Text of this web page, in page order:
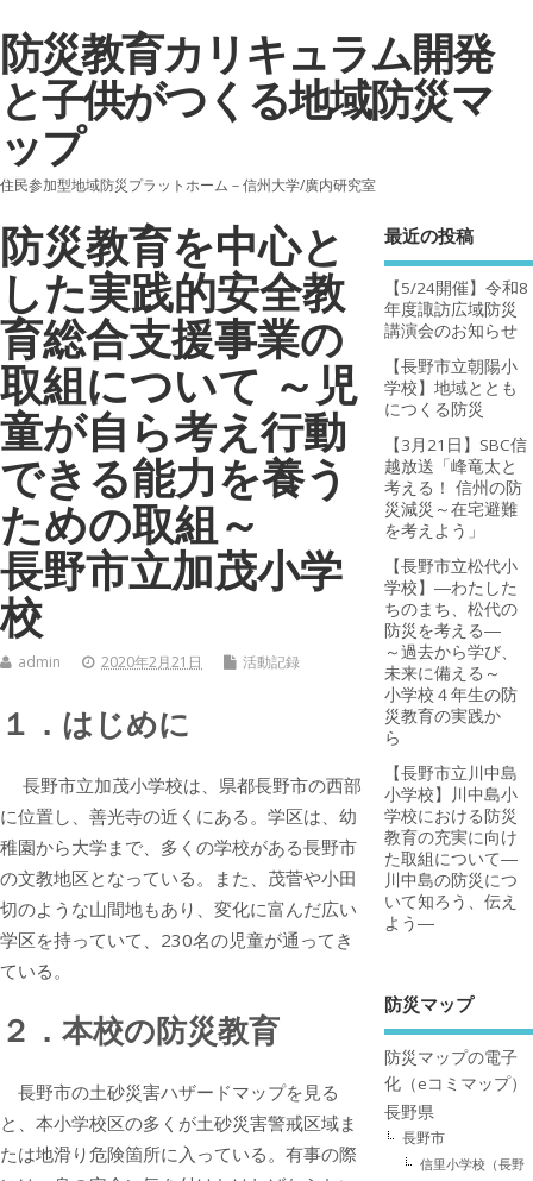
防災教育カリキュラム開発
と子供がつくる地域防災マ
ップ
住民参加型地域防災プラットホーム－信州大学/廣内研究室
防災教育を中心と
した実践的安全教
育総合支援事業の
取組について ～児
童が自ら考え行動
できる能力を養う
ための取組～
長野市立加茂小学
校
admin 2020年2月21日 活動記録
１．はじめに
長野市立加茂小学校は、県都長野市の西部
に位置し、善光寺の近くにある。学区は、幼
稚園から大学まで、多くの学校がある長野市
の文教地区となっている。また、茂菅や小田
切のような山間地もあり、変化に富んだ広い
学区を持っていて、230名の児童が通ってき
ている。
２．本校の防災教育
長野市の土砂災害ハザードマップを見る
と、本小学校区の多くが土砂災害警戒区域ま
たは地滑り危険箇所に入っている。有事の際
最近の投稿
【5/24開催】令和8
年度諏訪広域防災
講演会のお知らせ
【長野市立朝陽小
学校】地域ととも
につくる防災
【3月21日】SBC信
越放送「峰竜太と
考える！ 信州の防
災減災～在宅避難
を考えよう」
【長野市立松代小
学校】―わたした
ちのまち、松代の
防災を考える―
～過去から学び、
未来に備える～
小学校４年生の防
災教育の実践か
ら
【長野市立川中島
小学校】川中島小
学校における防災
教育の充実に向け
た取組について―
川中島の防災につ
いて知ろう、伝え
よう―
防災マップ
防災マップの電子
化（eコミマップ）
長野県
長野市
信里小学校（長野